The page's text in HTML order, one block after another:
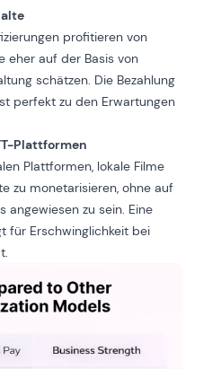
profitieren von
eher auf der Basis von
schätzen. Die Bezahlung
perfekt zu den Erwartungen
Plattformen
Plattformen, lokale Filme
zu monetarisieren, ohne auf
angewiesen zu sein. Eine
für Erschwinglichkeit bei